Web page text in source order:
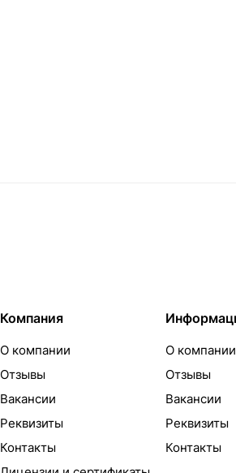
Компания
О компании
Отзывы
Вакансии
Реквизиты
Контакты
О компании
Отзывы
Вакансии
Реквизиты
Контакты